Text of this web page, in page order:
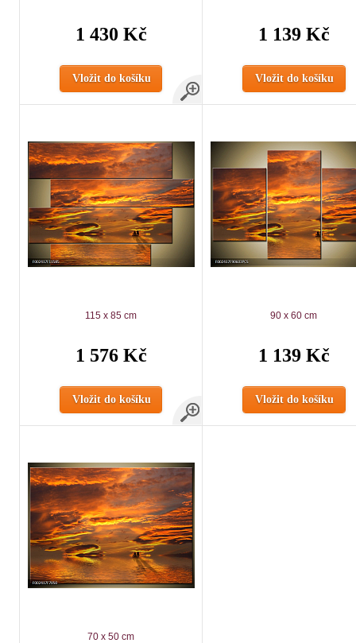
1 430 Kč
Vložit do košíku
1 139 Kč
Vložit do košíku
115 x 85 cm
1 576 Kč
Vložit do košíku
90 x 60 cm
1 139 Kč
Vložit do košíku
70 x 50 cm